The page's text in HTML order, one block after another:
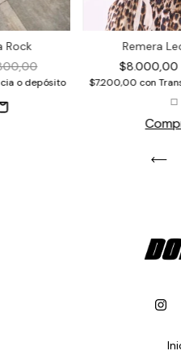
Rock
o depósito
Remera
$8.000,00
$7.200,00 con